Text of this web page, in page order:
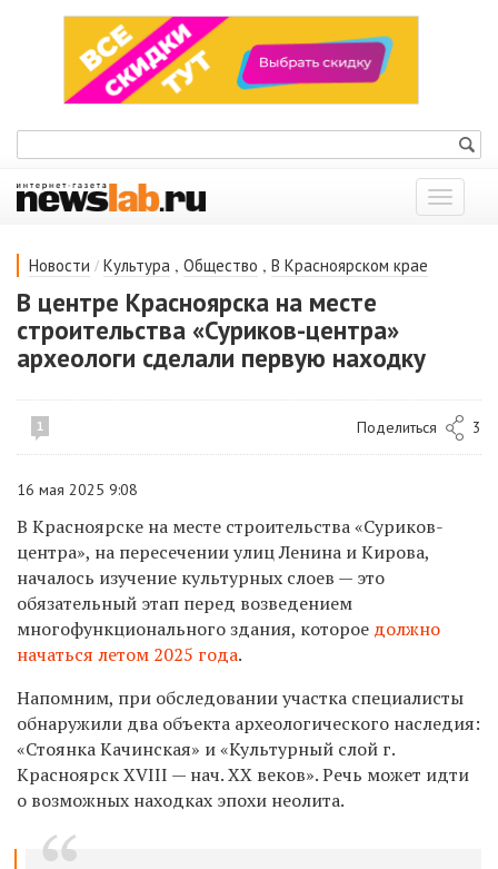
Показать
меню
Новости / Культура , Общество , В Красноярском крае
В центре Красноярска на месте
строительства «Суриков-центра»
археологи сделали первую находку
1 Поделиться 3
16 мая 2025 9:08
В Красноярске на месте строительства «Суриков-
центра», на пересечении улиц Ленина и Кирова,
началось изучение культурных слоев — это
обязательный этап перед возведением
многофункционального здания, которое должно
начаться летом 2025 года.
Напомним, при обследовании участка специалисты
обнаружили два объекта археологического наследия:
«Стоянка Качинская» и «Культурный слой г.
Красноярск XVIII — нач. XX веков». Речь может идти
о возможных находках эпохи неолита.